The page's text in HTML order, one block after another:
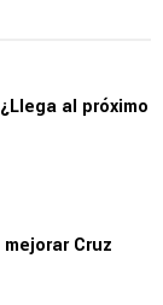
al próximo
Cruz